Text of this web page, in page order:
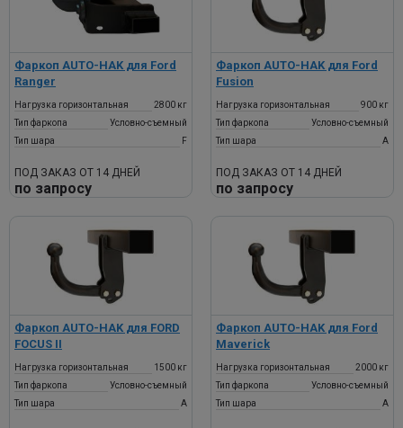
Фаркоп AUTO-HAK для Ford
Ranger
Нагрузка горизонтальная
2800 кг
Тип фаркопа
Условно-съемный
Тип шара
F
ПОД ЗАКАЗ ОТ 14 ДНЕЙ
по запросу
Фаркоп AUTO-HAK для Ford
Fusion
Нагрузка горизонтальная
900 кг
Тип фаркопа
Условно-съемный
Тип шара
A
ПОД ЗАКАЗ ОТ 14 ДНЕЙ
по запросу
Фаркоп AUTO-HAK для FORD
FOCUS II
Нагрузка горизонтальная
1500 кг
Тип фаркопа
Условно-съемный
Тип шара
A
Фаркоп AUTO-HAK для Ford
Maverick
Нагрузка горизонтальная
2000 кг
Тип фаркопа
Условно-съемный
Тип шара
A